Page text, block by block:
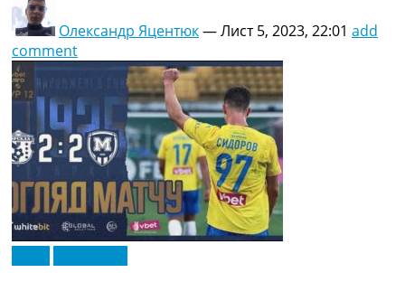
Олександр Яцентюк—Лист 5, 2023, 22:01 add
comment